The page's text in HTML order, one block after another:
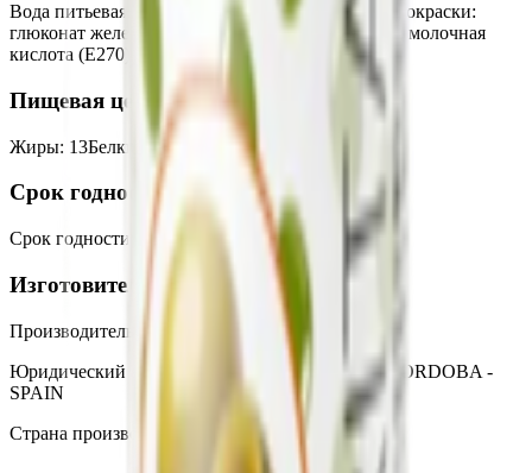
Вода питьевая, оливки, соль пищевая, фиксатор окраски:
глюконат железа (Е579), регулятор кислотности: молочная
кислота (Е270)
Пищевая ценность на 100г
Жиры: 13Белки 0.5 Калории:
Срок годности
Срок годности 3 года
Изготовитель
Производитель:
A. IBERANDALUS, S.L.
Юридический адрес:
14001, C/ Juan de Mena, 2 CORDOBA -
SPAIN
Страна производства:
Испания